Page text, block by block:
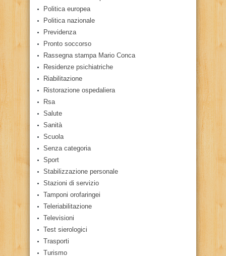
Politica europea
Politica nazionale
Previdenza
Pronto soccorso
Rassegna stampa Mario Conca
Residenze psichiatriche
Riabilitazione
Ristorazione ospedaliera
Rsa
Salute
Sanità
Scuola
Senza categoria
Sport
Stabilizzazione personale
Stazioni di servizio
Tamponi orofaringei
Teleriabilitazione
Televisioni
Test sierologici
Trasporti
Turismo